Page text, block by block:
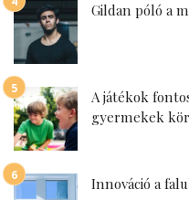
Gildan póló a
A játékok
gyermekek
Innováció a